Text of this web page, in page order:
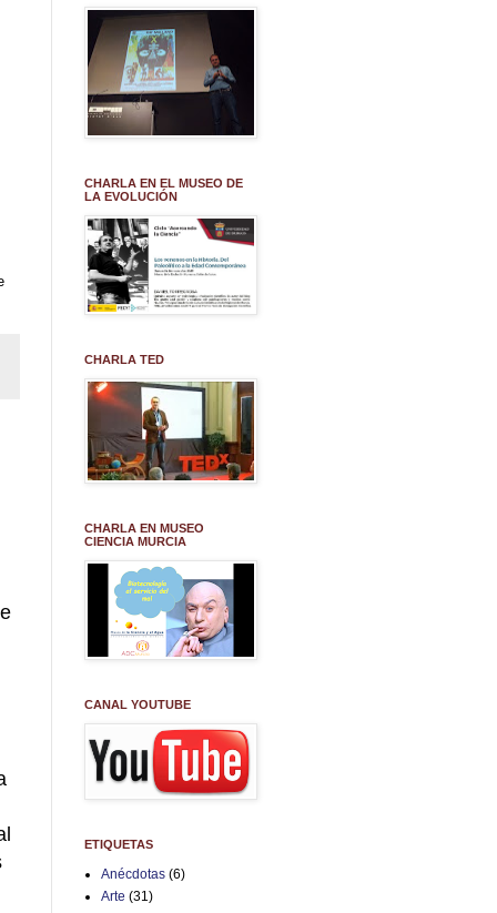
CHARLA EN EL MUSEO DE
LA EVOLUCIÓN
CHARLA TED
CHARLA EN MUSEO
CIENCIA MURCIA
CANAL YOUTUBE
ETIQUETAS
Anécdotas (6)
Arte (31)